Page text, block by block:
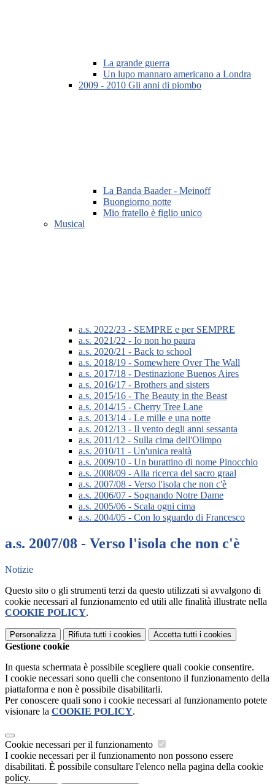
La grande guerra
Un lupo mannaro americano a Londra
2009 - 2010 Gli anni di piombo
La Banda Baader - Meinoff
Buongiorno notte
Mio fratello è figlio unico
Musical
a.s. 2022/23 - SEMPRE e per SEMPRE
a.s. 2021/22 - Io non ho paura
a.s. 2020/21 - Back to school
a.s. 2018/19 - Somewhere Over The Wall
a.s. 2017/18 - Destinazione Buenos Aires
a.s. 2016/17 - Brothers and sisters
a.s. 2015/16 - The Beauty in the Beast
a.s. 2014/15 - Cherry Tree Lane
a.s. 2013/14 - Le mille e una notte
a.s. 2012/13 - Il vento degli anni sessanta
a.s. 2011/12 - Sulla cima dell'Olimpo
a.s. 2010/11 - Un'unica realtà
a.s. 2009/10 - Un burattino di nome Pinocchio
a.s. 2008/09 - Alla ricerca del sacro graal
a.s. 2007/08 - Verso l'isola che non c'è
a.s. 2006/07 - Sognando Notre Dame
a.s. 2005/06 - Scala ogni cima
a.s. 2004/05 - Con lo sguardo di Francesco
a.s. 2007/08 - Verso l'isola che non c'è
Notizie
Questo sito o gli strumenti terzi da questo utilizzati si avvalgono di
cookie necessari al funzionamento ed utili alle finalità illustrate nella
COOKIE POLICY.
Personalizza Rifiuta tutti i cookies Accetta tutti i cookies
Gestione cookie
In questa schermata è possibile scegliere quali cookie consentire.
I cookie necessari sono quelli che consentono il funzionamento della
piattaforma e non è possibile disabilitarli.
Per conoscere quali sono i cookie necessari al funzionamento potete
visionare la COOKIE POLICY.
Cookie necessari per il funzionamento
I cookie necessari per il funzionamento non possono essere
disabilitati. È possibile consultare l'elenco nella pagina della cookie
policy.